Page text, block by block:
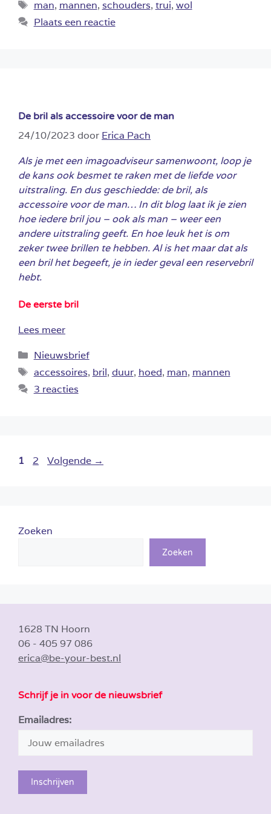
Tags
man, mannen, schouders, trui, wol
Plaats een reactie
De bril als accessoire voor de man
24/10/2023 door Erica Pach
Als je met een imagoadviseur samenwoont, loop je
de kans ook besmet te raken met de liefde voor
uitstraling. En dus geschiedde: de bril, als
accessoire voor de man… In dit blog laat ik je zien
hoe iedere bril jou – ook als man – weer een
andere uitstraling geeft. En hoe leuk het is om
zeker twee brillen te hebben. Al is het maar dat als
een bril het begeeft, je in ieder geval een reservebril
hebt.
De eerste bril
Lees meer
Categorieën
Nieuwsbrief
Tags
accessoires, bril, duur, hoed, man, mannen
3 reacties
Pagina
1 Pagina
2 Volgende →
Zoeken
Zoeken
1628 TN Hoorn
06 - 405 97 086
erica@be-your-best.nl
Schrijf je in voor de nieuwsbrief
Emailadres: